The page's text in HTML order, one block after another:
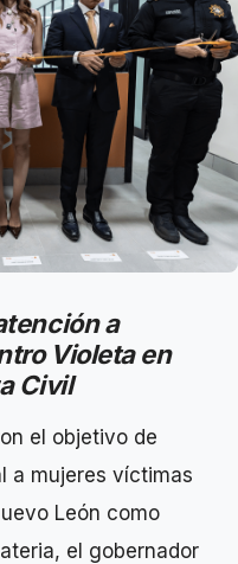
a
Violeta en
Civil
el objetivo de
a mujeres víctimas
León como
el gobernador